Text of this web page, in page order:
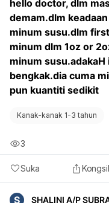
hello doctor, dlm
demam.dlm
minum susu.dlm
minum dlm 1oz or
minum
bengkak.dia cuma
pun kuantiti sedikit
Kanak-kanak 1-3 tahun
Suka
3
S
SHALINI A/P